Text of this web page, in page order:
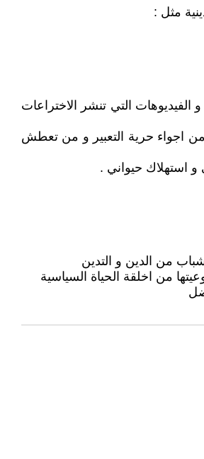
مثل :
الفيديوهات التي تنشر الاختراعات
من اجواء حرية التعبير و من تعطش
استهلاك حيواني .
من الدين و التدين
من اخلقة الحياة السياسية